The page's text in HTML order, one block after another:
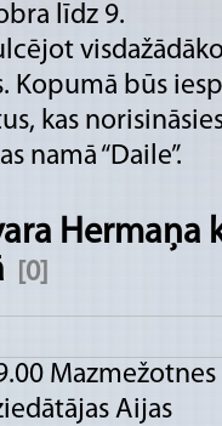
līdz 9.
Kopumā būs
kas
namā “Daile”.
Hermaņa
[0]
Mazmežotnes
Aijas